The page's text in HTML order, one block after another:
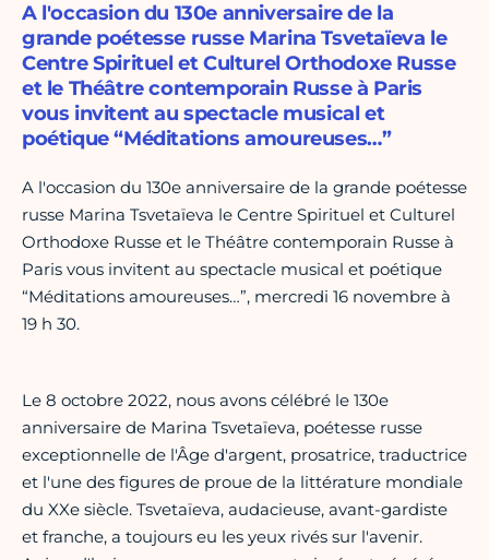
A l'occasion du 130e anniversaire de la
grande poétesse russe Marina Tsvetaïeva le
Centre Spirituel et Culturel Orthodoxe Russe
et le Théâtre contemporain Russe à Paris
vous invitent au spectacle musical et
poétique “Méditations amoureuses…”
A l'occasion du 130e anniversaire de la grande poétesse
russe Marina Tsvetaïeva le Centre Spirituel et Culturel
Orthodoxe Russe et le Théâtre contemporain Russe à
Paris vous invitent au spectacle musical et poétique
“Méditations amoureuses…”, mercredi 16 novembre à
19 h 30.
Le 8 octobre 2022, nous avons célébré le 130e
anniversaire de Marina Tsvetaïeva, poétesse russe
exceptionnelle de l'Âge d'argent, prosatrice, traductrice
et l'une des figures de proue de la littérature mondiale
du XXe siècle. Tsvetaïeva, audacieuse, avant-gardiste
et franche, a toujours eu les yeux rivés sur l'avenir.